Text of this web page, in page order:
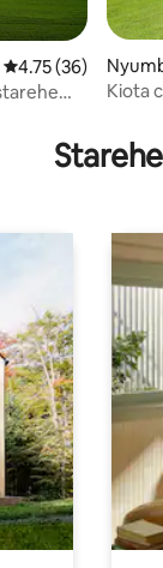
Ukadiriaji wa
4.75 (36)
Kiota